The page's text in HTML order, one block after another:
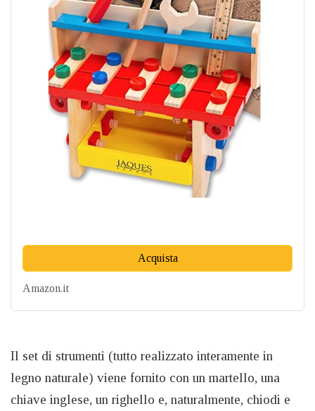
Acquista
Amazon.it
Il set di strumenti (tutto realizzato interamente in
legno naturale) viene fornito con un martello, una
chiave inglese, un righello e, naturalmente, chiodi e